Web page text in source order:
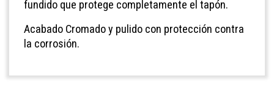
fundido que protege completamente el tapón.
Acabado Cromado y pulido con protección contra
la corrosión.